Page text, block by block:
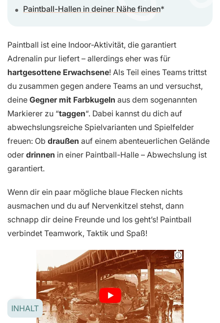
Paintball-Hallen in deiner Nähe finden
Paintball ist eine Indoor-Aktivität, die garantiert
Adrenalin pur liefert – allerdings eher was für
hartgesottene Erwachsene! Als Teil eines Teams trittst
du zusammen gegen andere Teams an und versuchst,
deine Gegner mit Farbkugeln aus dem sogenannten
Markierer zu “taggen“. Dabei kannst du dich auf
abwechslungsreiche Spielvarianten und Spielfelder
freuen: Ob draußen auf einem abenteuerlichen Gelände
oder drinnen in einer Paintball-Halle – Abwechslung ist
garantiert.
Wenn dir ein paar mögliche blaue Flecken nichts
ausmachen und du auf Nervenkitzel stehst, dann
schnapp dir deine Freunde und los geht’s! Paintball
verbindet Teamwork, Taktik und Spaß!
INHALT